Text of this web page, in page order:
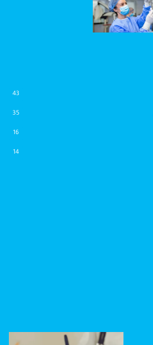
43
35
16
14
مواقع